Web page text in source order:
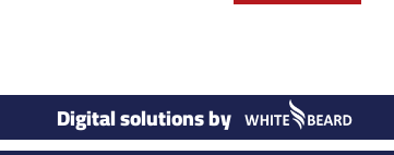
Digital solutions by